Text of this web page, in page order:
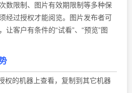
数限制、图片有效期限制等多种保
经过授权才能阅览。图片发布者可
让客户有条件的“试看”、“预览”图
的机器上查看，复制到其它机器